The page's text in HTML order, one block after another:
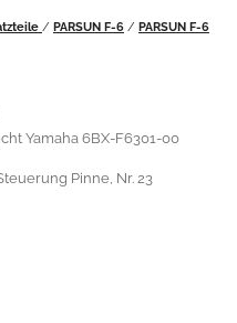
/ PARSUN F-6 / PARSUN F-6
Yamaha 6BX-F6301-00
Pinne, Nr. 23